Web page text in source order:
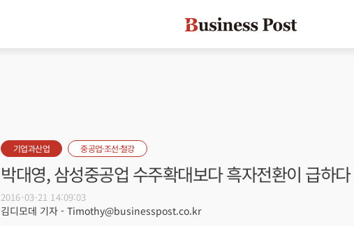
기업과산업 중공업·조선·철강
박대영, 삼성중공업 수주확대보다 흑자전환이 급하다
2016-03-21 14:09:03
김디모데 기자 - Timothy@businesspost.co.kr